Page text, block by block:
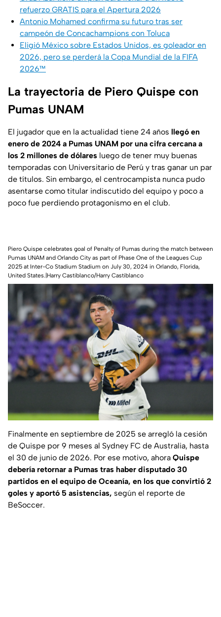
refuerzo GRATIS para el Apertura 2026
Antonio Mohamed confirma su futuro tras ser
campeón de Concachampions con Toluca
Eligió México sobre Estados Unidos, es goleador en
2026, pero se perderá la Copa Mundial de la FIFA
2026™
La trayectoria de Piero Quispe con
Pumas UNAM
El jugador que en la actualidad tiene 24 años llegó en
enero de 2024 a Pumas UNAM por una cifra cercana a
los 2 millones de dólares luego de tener muy buenas
temporadas con Universitario de Perú y tras ganar un par
de títulos. Sin embargo, el centrocampista nunca pudo
asentarse como titular indiscutido del equipo y poco a
poco fue perdiendo protagonismo en el club.
Piero Quispe celebrates goal of Penalty of Pumas during the match between
Pumas UNAM and Orlando City as part of Phase One of the Leagues Cup
2025 at Inter-Co Stadium Stadium on July 30, 2024 in Orlando, Florida,
United States.|Harry Castiblanco/Harry Castiblanco
Finalmente en septiembre de 2025 se arregló la cesión
de Quispe por 9 meses al Sydney FC de Australia, hasta
el 30 de junio de 2026. Por ese motivo, ahora Quispe
debería retornar a Pumas tras haber disputado 30
partidos en el equipo de Oceanía, en los que convirtió 2
goles y aportó 5 asistencias, según el reporte de
BeSoccer.